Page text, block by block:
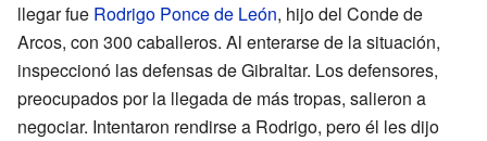
llegar fue Rodrigo Ponce de León, hijo del Conde de
Arcos, con 300 caballeros. Al enterarse de la situación,
inspeccionó las defensas de Gibraltar. Los defensores,
preocupados por la llegada de más tropas, salieron a
negociar. Intentaron rendirse a Rodrigo, pero él les dijo